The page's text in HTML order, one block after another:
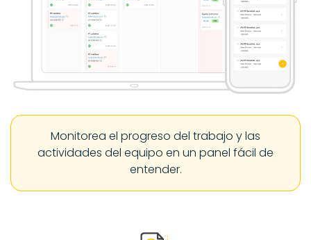
Monitorea el progreso del trabajo y las
actividades del equipo en un panel fácil de
entender.